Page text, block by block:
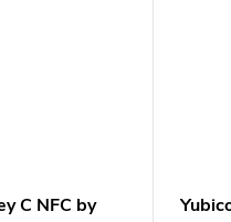
C NFC by